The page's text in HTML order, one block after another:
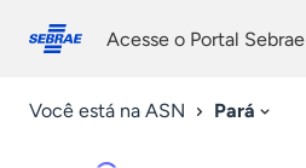
conosco
Acesse o Portal Sebrae
Você está na ASN Pará